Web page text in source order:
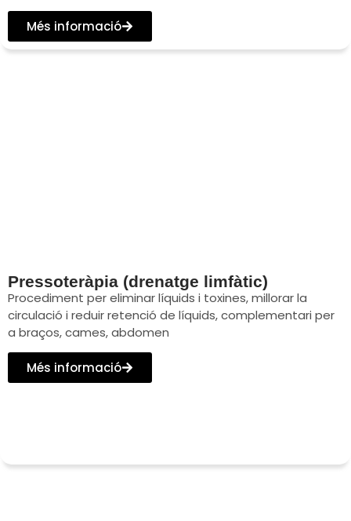
Més informació
Pressoteràpia (drenatge limfàtic)
Procediment per eliminar líquids i toxines, millorar la
circulació i reduir retenció de líquids, complementari per
a braços, cames, abdomen
Més informació